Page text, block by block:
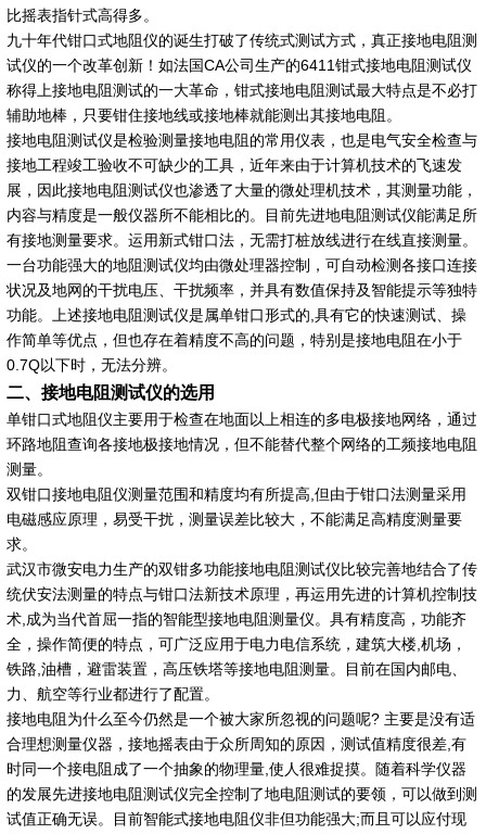
比摇表指针式高得多。
九十年代钳口式地阻仪的诞生打破了传统式测试方式，真正接地电阻测
试仪的一个改革创新！如法国CA公司生产的6411钳式接地电阻测试仪
称得上接地电阻测试的一大革命，钳式接地电阻测试最大特点是不必打
辅助地棒，只要钳住接地线或接地棒就能测出其接地电阻。
接地电阻测试仪是检验测量接地电阻的常用仪表，也是电气安全检查与
接地工程竣工验收不可缺少的工具，近年来由于计算机技术的飞速发
展，因此接地电阻测试仪也渗透了大量的微处理机技术，其测量功能，
内容与精度是一般仪器所不能相比的。目前先进地电阻测试仪能满足所
有接地测量要求。运用新式钳口法，无需打桩放线进行在线直接测量。
一台功能强大的地阻测试仪均由微处理器控制，可自动检测各接口连接
状况及地网的干扰电压、干扰频率，并具有数值保持及智能提示等独特
功能。上述接地电阻测试仪是属单钳口形式的,具有它的快速测试、操
作简单等优点，但也存在着精度不高的问题，特别是接地电阻在小于
0.7Q以下时，无法分辨。
二、接地电阻测试仪的选用
单钳口式地阻仪主要用于检查在地面以上相连的多电极接地网络，通过
环路地阻查询各接地极接地情况，但不能替代整个网络的工频接地电阻
测量。
双钳口接地电阻仪测量范围和精度均有所提高,但由于钳口法测量采用
电磁感应原理，易受干扰，测量误差比较大，不能满足高精度测量要
求。
武汉市微安电力生产的双钳多功能接地电阻测试仪比较完善地结合了传
统伏安法测量的特点与钳口法新技术原理，再运用先进的计算机控制技
术,成为当代首屈一指的智能型接地电阻测量仪。具有精度高，功能齐
全，操作简便的特点，可广泛应用于电力电信系统，建筑大楼,机场，
铁路,油槽，避雷装置，高压铁塔等接地电阻测量。目前在国内邮电、
力、航空等行业都进行了配置。
接地电阻为什么至今仍然是一个被大家所忽视的问题呢? 主要是没有适
合理想测量仪器，接地摇表由于众所周知的原因，测试值精度很差,有
时同一个接电阻成了一个抽象的物理量,使人很难捉摸。随着科学仪器
的发展先进接地电阻测试仪完全控制了地电阻测试的要领，可以做到测
试值正确无误。目前智能式接地电阻仪非但功能强大;而且可以应付现